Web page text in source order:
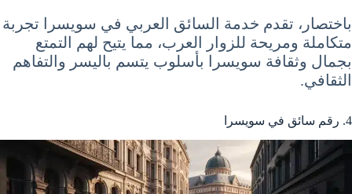
باختصار، تقدم خدمة السائق العربي في سويسرا تجربة
متكاملة ومريحة للزوار العرب، مما يتيح لهم التمتع
بجمال وثقافة سويسرا بأسلوب يتسم باليسر والتفاهم
الثقافي.
4. رقم سائق في سويسرا